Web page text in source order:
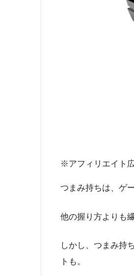
※アフィリエイト
つまみ持ちは、ゲ
他の握り方よりも
しかし、つまみ持
トも。